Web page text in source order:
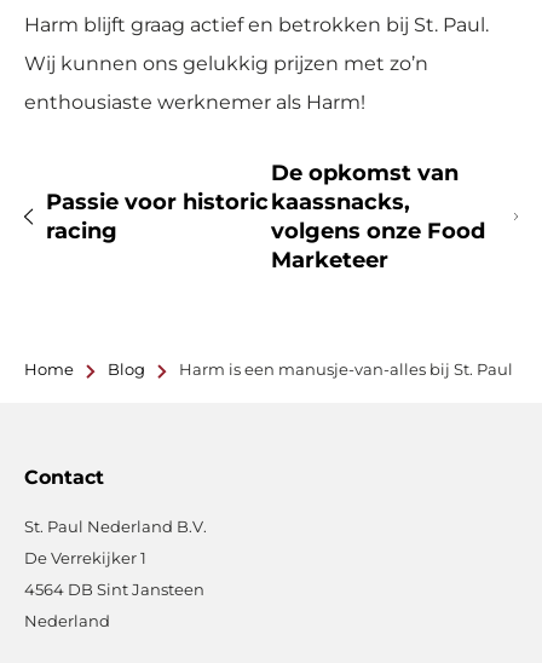
Harm blijft graag actief en betrokken bij St. Paul.
Wij kunnen ons gelukkig prijzen met zo’n
enthousiaste werknemer als Harm!
Passie voor historic
racing
De opkomst van
kaassnacks,
volgens onze Food
Marketeer
Home Blog Harm is een manusje-van-alles bij St. Paul
Contact
St. Paul Nederland B.V.
De Verrekijker 1
4564 DB Sint Jansteen
Nederland